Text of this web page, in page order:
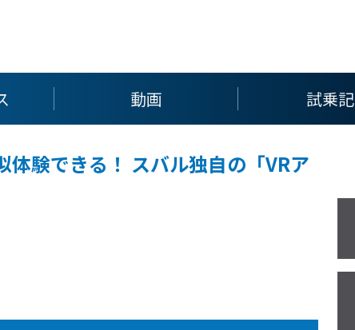
動画 試乗記
験できる！ スバル独自の「VRア